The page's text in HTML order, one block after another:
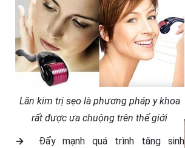
Lăn kim trị sẹo là phương pháp y khoa
rất được ưa chuộng trên thế giới
→ Đẩy mạnh quá trình tăng sinh